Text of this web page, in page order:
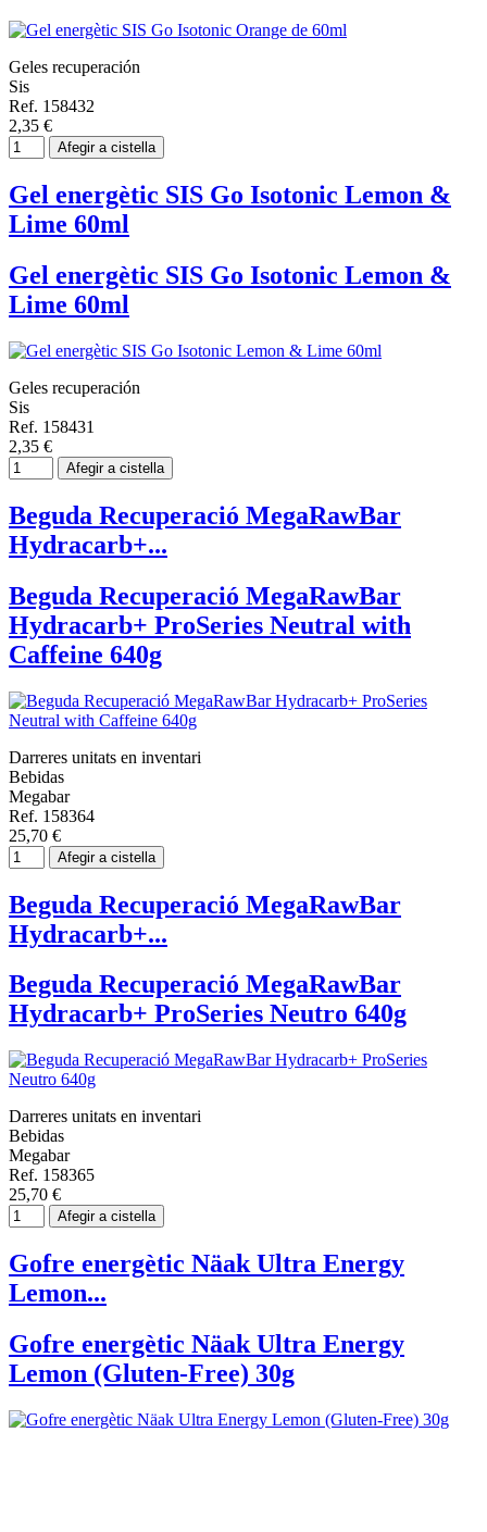
Geles recuperación
Sis
Ref. 158432
2,35 €
Afegir a cistella
Gel energètic SIS Go Isotonic Lemon &
Lime 60ml
Gel energètic SIS Go Isotonic Lemon &
Lime 60ml
Geles recuperación
Sis
Ref. 158431
2,35 €
Afegir a cistella
Beguda Recuperació MegaRawBar
Hydracarb+...
Beguda Recuperació MegaRawBar
Hydracarb+ ProSeries Neutral with
Caffeine 640g
Darreres unitats en inventari
Bebidas
Megabar
Ref. 158364
25,70 €
Afegir a cistella
Beguda Recuperació MegaRawBar
Hydracarb+...
Beguda Recuperació MegaRawBar
Hydracarb+ ProSeries Neutro 640g
Darreres unitats en inventari
Bebidas
Megabar
Ref. 158365
25,70 €
Afegir a cistella
Gofre energètic Näak Ultra Energy
Lemon...
Gofre energètic Näak Ultra Energy
Lemon (Gluten-Free) 30g